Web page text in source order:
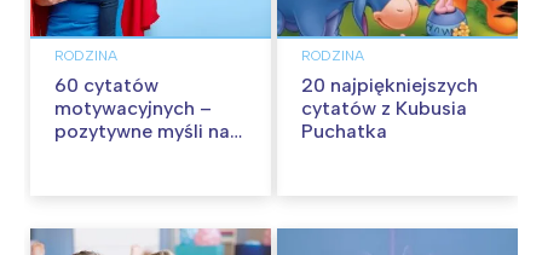
RODZINA
60 cytatów
motywacyjnych –
pozytywne myśli na
RODZINA
20 najpiękniejszych
cytatów z Kubusia
Puchatka